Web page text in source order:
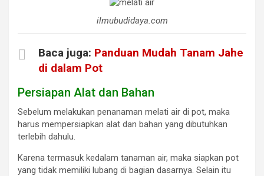
ilmubudidaya.com
Baca juga: Panduan Mudah Tanam Jahe
di dalam Pot
Persiapan Alat dan Bahan
Sebelum melakukan penanaman melati air di pot, maka
harus mempersiapkan alat dan bahan yang dibutuhkan
terlebih dahulu.
Karena termasuk kedalam tanaman air, maka siapkan pot
yang tidak memiliki lubang di bagian dasarnya. Selain itu